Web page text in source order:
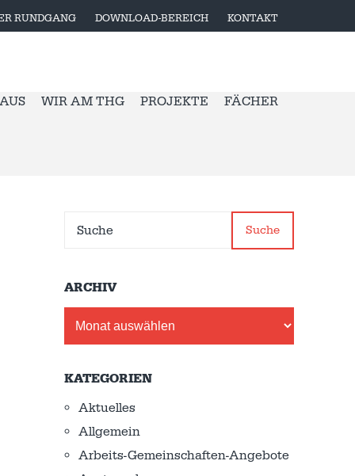
RUNDGANG DOWNLOAD-BEREICH KONTAKT
WIR AM THG PROJEKTE FÄCHER
Suche
ARCHIV
KATEGORIEN
Aktuelles
Allgemein
Arbeits-Gemeinschaften-Angebote